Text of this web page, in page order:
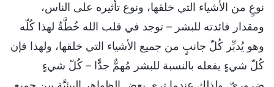
نوعٍ من الأشياء التي خلقها، ونوع تأثيره على الناس،
ومقدار فائدته للبشر – توجد في قلب الله خُطَّةٌ لهذا كُلّه
وهو يُدبِّر كُلّ جانبٍ من جميع الأشياء التي خلقها، ولهذا فإن
كُلّ شيءٍ يفعله بالنسبة للبشر مُهمٌّ جدًّا – كُلّ شيءٍ